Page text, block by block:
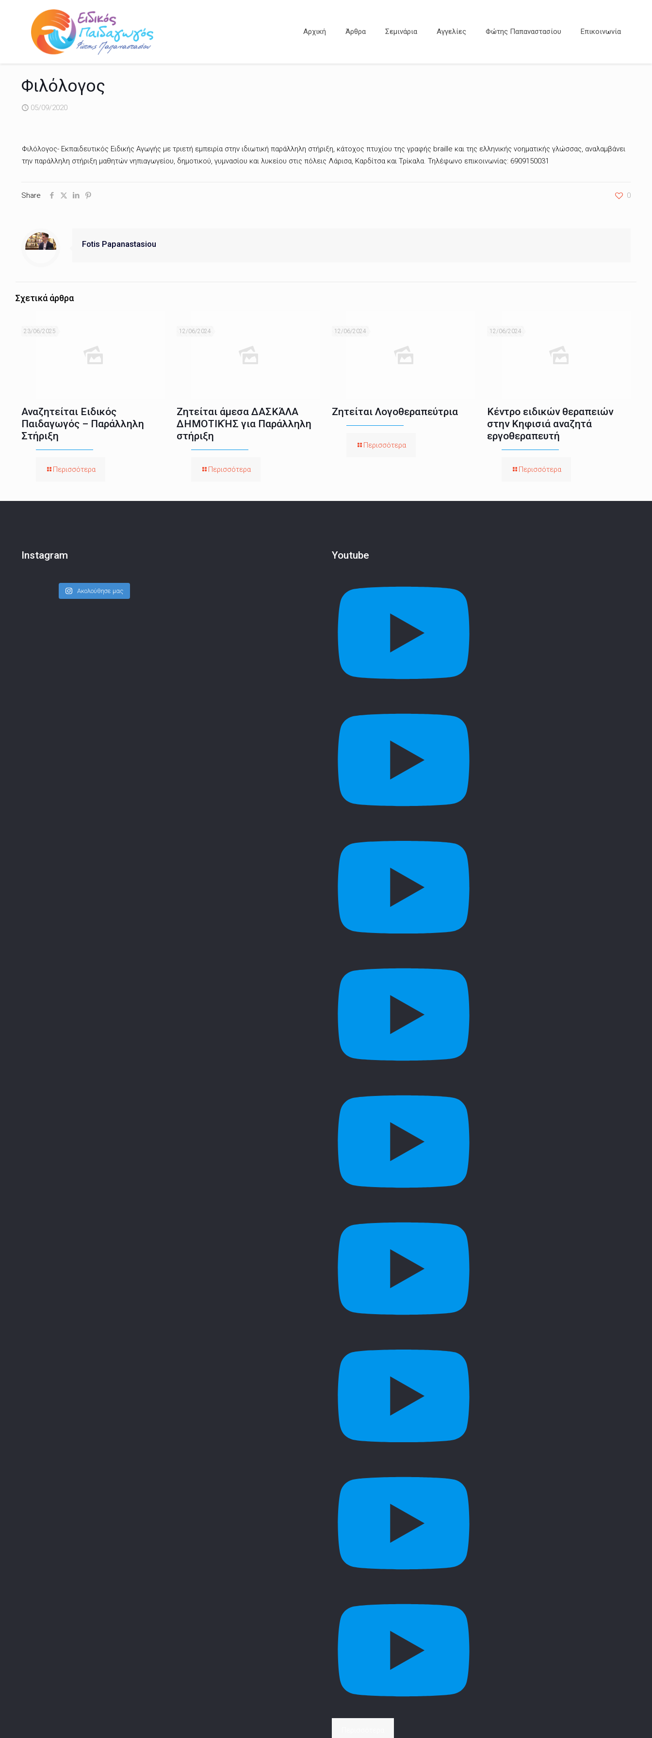
Αρχική Άρθρα Σεμινάρια Αγγελίες Φώτης Παπαναστασίου Επικοινωνία
Φιλόλογος
05/09/2020
Φιλόλογος- Εκπαιδευτικός Ειδικής Αγωγής με τριετή εμπειρία στην ιδιωτική παράλληλη στήριξη, κάτοχος πτυχίου της γραφής braille και της ελληνικής νοηματικής γλώσσας, αναλαμβάνει
την παράλληλη στήριξη μαθητών νηπιαγωγείου, δημοτικού, γυμνασίου και λυκείου στις πόλεις Λάρισα, Καρδίτσα και Τρίκαλα. Τηλέφωνο επικοινωνίας: 6909150031
Share 0
Fotis Papanastasiou
Σχετικά άρθρα
23/06/2025
Αναζητείται Ειδικός
Παιδαγωγός – Παράλληλη
Στήριξη
Περισσότερα
12/06/2024
Ζητείται άμεσα ΔΑΣΚΆΛΑ
ΔΗΜΟΤΙΚΉΣ για Παράλληλη
στήριξη
Περισσότερα
12/06/2024
Ζητείται Λογοθεραπεύτρια
Περισσότερα
12/06/2024
Κέντρο ειδικών θεραπειών
στην Κηφισιά αναζητά
εργοθεραπευτή
Περισσότερα
Instagram
Ακολούθησε μας
Youtube